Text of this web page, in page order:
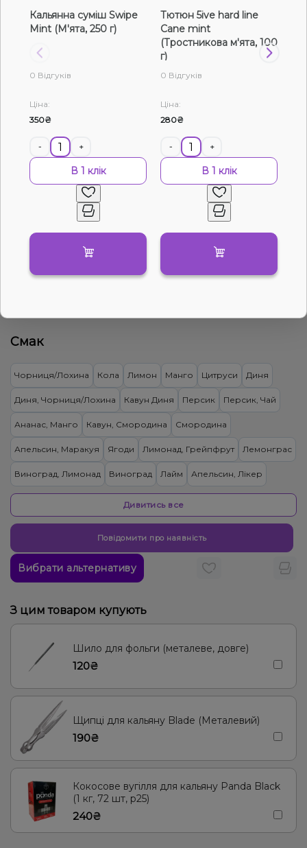
Рідини для електронних сигарет
Подарункові набори
Немає у наявності Артикул:
Кальянна суміш Swipe Mint (М'ята, 50 г)
Смак
Чорниця/Лохина Кола Лимон Манго Цитруси Диня
Диня, Чорниця/Лохина Кавун Диня Персик Персик, Чай
Ананас, Манго Кавун, Смородина Смородина
Апельсин, Маракуя Ягоди Лимонад, Грейпфрут Лемонграс
Виноград, Лимонад Виноград Лайм Апельсин, Лікер
Вишня Черешня Ялинка Вівсянка/Пластівці
Малина Банан, Желе Цукерки, Мультифрукт
Енергетик Яблуко Кокос, Молоко Морозиво, Ягоди
Лід/Холодок Кориця Груша/Дюшес Полуниця, Молоко
Згущене молоко
Лимонад, Ягоди
Дивитись все
Повідомити про наявність
Вибрати альтернативу
З цим товаром купують
Шило для фольги (металеве, довге)
120₴
Щипці для кальяну Blade (Металевий)
190₴
Кокосове вугілля для кальяну Panda Black
(1 кг, 72 шт, р25)
240₴
Кальянна суміш Swipe
Mint (М'ята, 250 г)
0 Відгуків
Ціна:
350₴
- +
В 1 клік
Тютюн 5ive hard line
Cane mint
(Тростникова м'ята, 100
г)
0 Відгуків
Ціна:
280₴
- +
В 1 клік